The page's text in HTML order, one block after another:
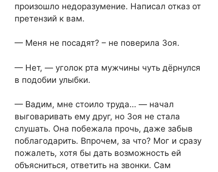
произошло недоразумение. Написал отказ от
претензий к вам.
— Меня не посадят? – не поверила Зоя.
— Нет, — уголок рта мужчины чуть дёрнулся
в подобии улыбки.
— Вадим, мне стоило труда… — начал
выговаривать ему друг, но Зоя не стала
слушать. Она побежала прочь, даже забыв
поблагодарить. Впрочем, за что? Мог и сразу
пожалеть, хотя бы дать возможность ей
объясниться, ответить на звонки. Сам